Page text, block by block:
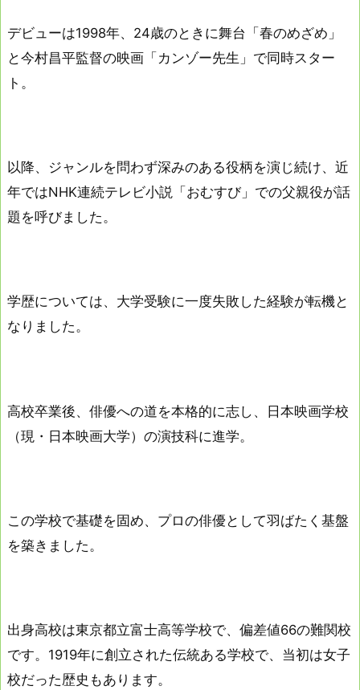
デビューは1998年、24歳のときに舞台「春のめざめ」
と今村昌平監督の映画「カンゾー先生」で同時スター
ト。
以降、ジャンルを問わず深みのある役柄を演じ続け、近
年ではNHK連続テレビ小説「おむすび」での父親役が話
題を呼びました。
学歴については、大学受験に一度失敗した経験が転機と
なりました。
高校卒業後、俳優への道を本格的に志し、日本映画学校
（現・日本映画大学）の演技科に進学。
この学校で基礎を固め、プロの俳優として羽ばたく基盤
を築きました。
出身高校は東京都立富士高等学校で、偏差値66の難関校
です。1919年に創立された伝統ある学校で、当初は女子
校だった歴史もあります。